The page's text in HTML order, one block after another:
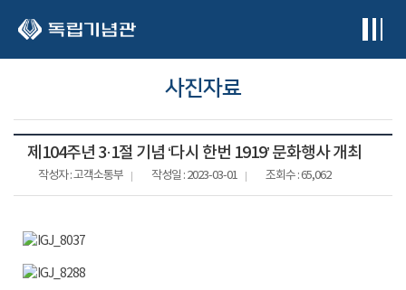
사진자료
제104주년 3·1절 기념 ‘다시 한번 1919’ 문화행사 개최
작성자 : 고객소통부 작성일 : 2023-03-01 조회수 : 65,062